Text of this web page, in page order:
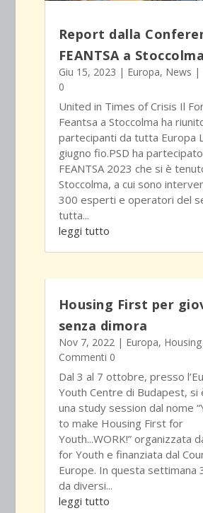
Report dalla
FEANTSA a Stoccolma
Giu 15, 2023 | Europa, News |
0
United in Times of Crisis Il
Feantsa a Stoccolma ha
partecipanti da tutta Europa
giugno fio.PSD ha
FEANTSA 2023 che si è
Stoccolma, a cui sono
300 esperti e operatori del
tutta...
leggi tutto
Housing First per
senza dimora
Nov 7, 2022 | Europa,
Commenti 0
Dal 3 al 7 ottobre, presso
Youth Centre di Budapest, si
una study session dal nome
to make Housing First for
Youth...WORK!” organizzata
for Youth e finanziata dal
Europe. In questa settimana
da diversi...
leggi tutto